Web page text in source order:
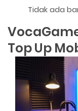
Tidak ada
Top Up